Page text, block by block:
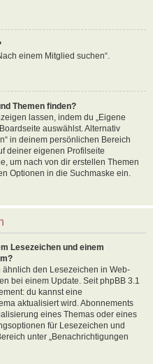
einem Mitglied suchen“.
Themen finden?
lassen, indem du „Eigene
auswählst. Alternativ
in deinem persönlichen Bereich
deiner eigenen Profilseite
um nach von dir erstellen Themen
Optionen in die Suchmaske ein.
Lesezeichen und einem
den Lesezeichen in Web-
bei einem Update. Seit phpBB 3.1
du kannst eine
aktualisiert wird. Abonnements
eines Themas oder eines
für Lesezeichen und
unter „Benachrichtigungen